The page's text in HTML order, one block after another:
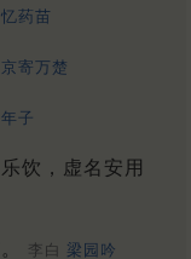
忆药苗
寄万楚
子
饮，虚名安用
李白 梁园吟